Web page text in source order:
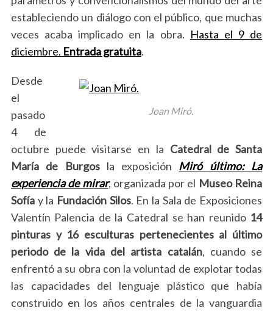
estableciendo un diálogo con el público, que muchas
veces acaba implicado en la obra. Hasta el 9 de
diciembre. Entrada gratuita.
Joan Miró.
Desde
el
pasado
4 de
octubre puede visitarse en la Catedral de Santa
María de Burgosla exposición Miró último: La
experiencia de mirar, organizada por el Museo Reina
Sofíay la Fundación Silos. En la Sala de Exposiciones
Valentín Palencia de la Catedral se han reunido 14
pinturas y 16 esculturas pertenecientes al último
periodo de la vida del artista catalán, cuando se
enfrentó a su obra con la voluntad de explotar todas
las capacidades del lenguaje plástico que había
construido en los años centrales de la vanguardia